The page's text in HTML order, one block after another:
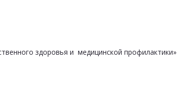
здоровья и медицинской профилактики»